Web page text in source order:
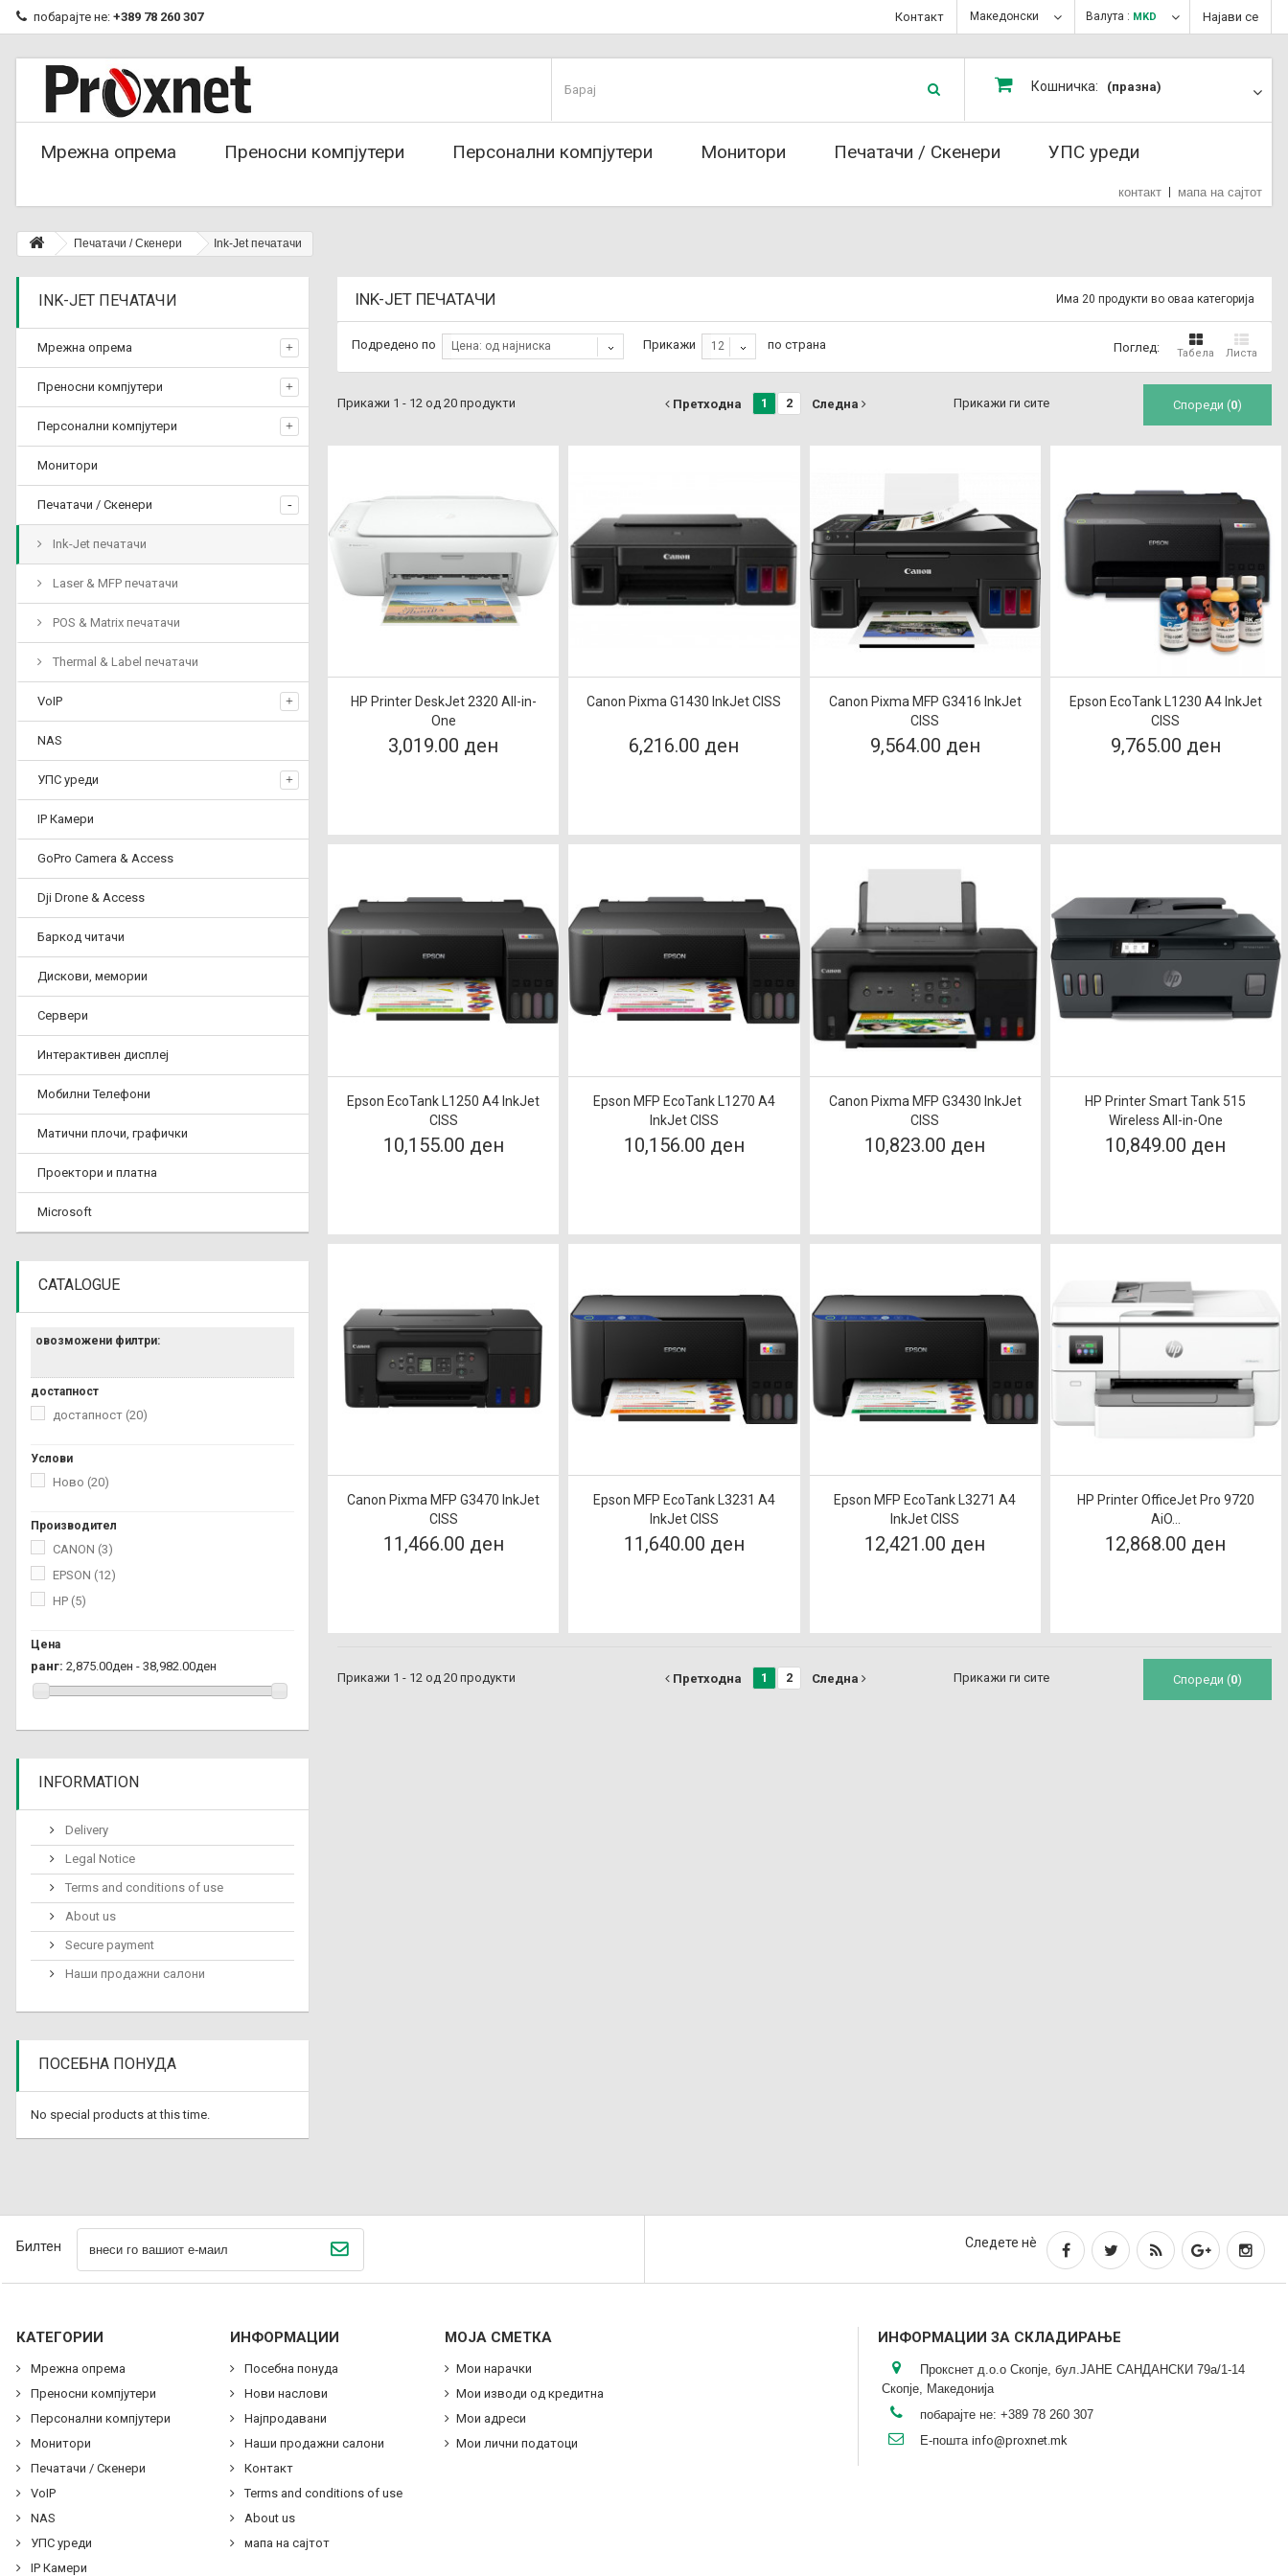
Најави се
Валута : MKD
Македонски
Контакт
побарајте не: +389 78 260 307
Кошничка: (празна)
Мрежна опрема Преносни компјутери Персонални компјутери Монитори Печатачи / Скенери УПС уреди
контакт мапа на сајтот
Печатачи / Скенери Ink-Jet печатачи
INK-JET ПЕЧАТАЧИ
Мрежна опрема
Преносни компјутери
Персонални компјутери
Монитори
Печатачи / Скенери
Ink-Jet печатачи
Laser & MFP печатачи
POS & Matrix печатачи
Thermal & Label печатачи
VoIP
NAS
УПС уреди
IP Камери
GoPro Camera & Access
Dji Drone & Access
Баркод читачи
Дискови, мемории
Сервери
Интерактивен дисплеј
Мобилни Телефони
Матични плочи, графички
Проектори и платна
Microsoft
CATALOGUE
овозможени филтри:
достапност
достапност (20)
Услови
Ново (20)
Производител
CANON (3)
EPSON (12)
HP (5)
Цена
ранг: 2,875.00ден - 38,982.00ден
INFORMATION
Delivery
Legal Notice
Terms and conditions of use
About us
Secure payment
Наши продажни салони
ПОСЕБНА ПОНУДА
No special products at this time.
INK-JET ПЕЧАТАЧИ Има 20 продукти во оваа категорија
Поглед: Табела Листа
Подредено по Цена: од најниска Прикажи 12 по страна
Спореди (0)
Прикажи ги сите
Претходна 1 2 Следна
Прикажи 1 - 12 од 20 продукти
HP Printer DeskJet 2320 All-in-
One
3,019.00 ден
Canon Pixma G1430 InkJet CISS
6,216.00 ден
Canon Pixma MFP G3416 InkJet
CISS
9,564.00 ден
Epson EcoTank L1230 A4 InkJet
CISS
9,765.00 ден
Epson EcoTank L1250 A4 InkJet
CISS
10,155.00 ден
Epson MFP EcoTank L1270 A4
InkJet CISS
10,156.00 ден
Canon Pixma MFP G3430 InkJet
CISS
10,823.00 ден
HP Printer Smart Tank 515
Wireless All-in-One
10,849.00 ден
Canon Pixma MFP G3470 InkJet
CISS
11,466.00 ден
Epson MFP EcoTank L3231 A4
InkJet CISS
11,640.00 ден
Epson MFP EcoTank L3271 A4
InkJet CISS
12,421.00 ден
HP Printer OfficeJet Pro 9720
AiO...
12,868.00 ден
Спореди (0)
Прикажи ги сите
Претходна 1 2 Следна
Прикажи 1 - 12 од 20 продукти
Билтен Следете нè
КАТЕГОРИИ
Мрежна опрема
Преносни компјутери
Персонални компјутери
Монитори
Печатачи / Скенери
VoIP
NAS
УПС уреди
IP Камери
ИНФОРМАЦИИ
Посебна понуда
Нови наслови
Најпродавани
Наши продажни салони
Контакт
Terms and conditions of use
About us
мапа на сајтот
МОЈА СМЕТКА
Мои нарачки
Мои изводи од кредитна
Мои адреси
Мои лични податоци
ИНФОРМАЦИИ ЗА СКЛАДИРАЊЕ
Прокснет д.о.о Скопје, бул.ЈАНЕ САНДАНСКИ 79а/1-14
Скопје, Македонија
побарајте не:+389 78 260 307
Е-поштаinfo@proxnet.mk